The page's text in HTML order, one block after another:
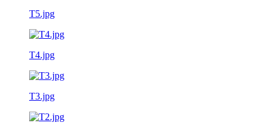
T5.jpg
T4.jpg
T3.jpg